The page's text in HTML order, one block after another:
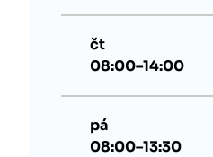
čt
08:00–14:00
pá
08:00–13:30